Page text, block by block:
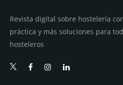
Revista digital sobre hostelería
práctica y más soluciones para
hosteleros